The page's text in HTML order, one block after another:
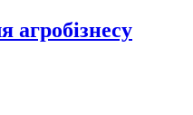
агробізнесу